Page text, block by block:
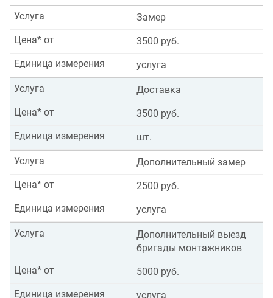
Замер
Услуга
3500 руб.
Цена* от
услуга
Единица измерения
Доставка
Услуга
3500 руб.
Цена* от
шт.
Единица измерения
Дополнительный замер
Услуга
2500 руб.
Цена* от
услуга
Единица измерения
Дополнительный выезд
бригады монтажников
Услуга
5000 руб.
Цена* от
услуга
Единица измерения